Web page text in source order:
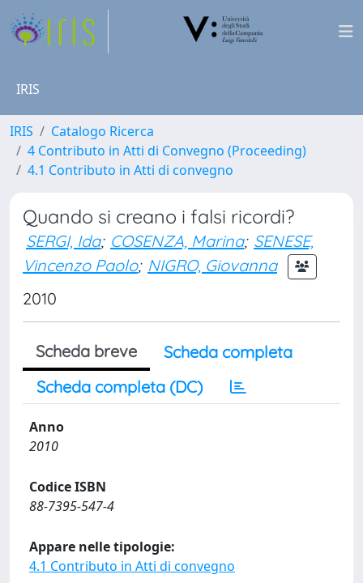
IRIS
IRIS
Catalogo Ricerca
4 Contributo in Atti di Convegno (Proceeding)
4.1 Contributo in Atti di convegno
Quando si creano i falsi ricordi?
SERGI, Ida; COSENZA, Marina; SENESE,
Vincenzo Paolo; NIGRO, Giovanna
2010
Scheda breve
Scheda completa
Scheda completa (DC)
Anno
2010
Codice ISBN
88-7395-547-4
Appare nelle tipologie:
4.1 Contributo in Atti di convegno